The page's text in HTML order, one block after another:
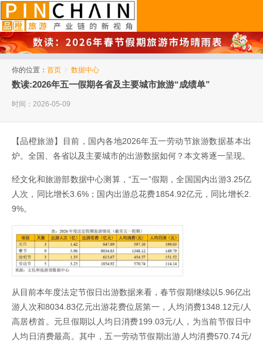
你的位置： 首页 > 数据中心
数读:2026年五一假期各省及主要城市旅游“成绩单”
时间：2026-05-09
【品橙旅游】目前，国内各地2026年五一劳动节旅游数据基本出
炉。全国、各省以及主要城市的出游数据如何？本文将逐一呈现。
经文化和旅游部数据中心测算，“五一”假期，全国国内出游3.25亿
人次，同比增长3.6%；国内出游总花费1854.92亿元，同比增长2.
9%。
从目前本年度法定节假日出游数据来看，春节假期继续以5.96亿出
游人次和8034.83亿元出游花费位居第一，人均消费1348.12元/人
高居榜首。元旦假期以人均日消费199.03元/人，为当前节假日中
人均日消费最高。其中，五一劳动节假期出游人均消费570.74元/